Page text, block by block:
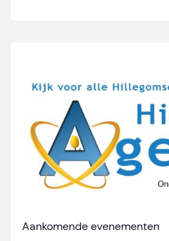
Aankomende evenementen